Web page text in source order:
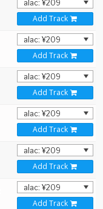
Add Track
Add Track
Add Track
Add Track
Add Track
Add Track